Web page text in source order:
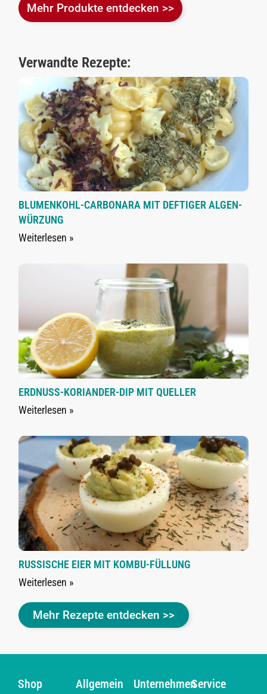
Mehr Produkte entdecken >>
Verwandte Rezepte:
BLUMENKOHL-CARBONARA MIT DEFTIGER ALGEN-
WÜRZUNG
Weiterlesen »
ERDNUSS-KORIANDER-DIP MIT QUELLER
Weiterlesen »
RUSSISCHE EIER MIT KOMBU-FÜLLUNG
Weiterlesen »
Mehr Rezepte entdecken >>
Shop Allgemein UnternehmenService